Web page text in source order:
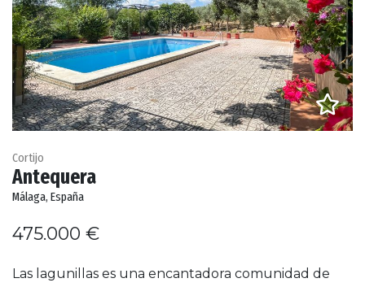
Cortijo
Antequera
Málaga, España
475.000 €
Las lagunillas es una encantadora comunidad de